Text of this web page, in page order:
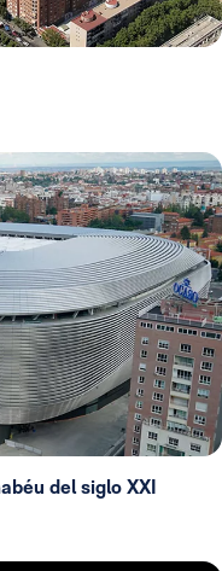
del siglo XXI